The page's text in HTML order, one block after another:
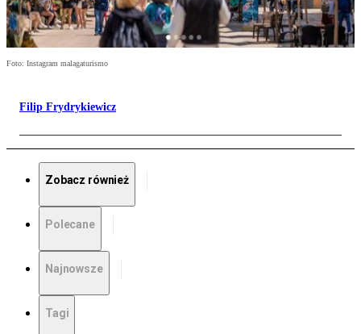
Foto: Instagram malagaturismo
Filip Frydrykiewicz
Zobacz również
Polecane
Najnowsze
Tagi